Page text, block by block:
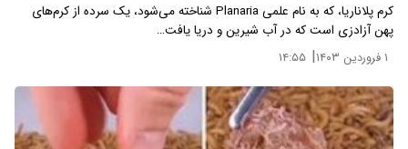
کرم پلاناریا، که به نام علمی Planaria شناخته می‌شود، یک سرده از کرم‌های
پهن آزادزی است که در آب شیرین و دریا یافت…
۱ فروردین ۱۴۰۳ | ۱۴:۵۵